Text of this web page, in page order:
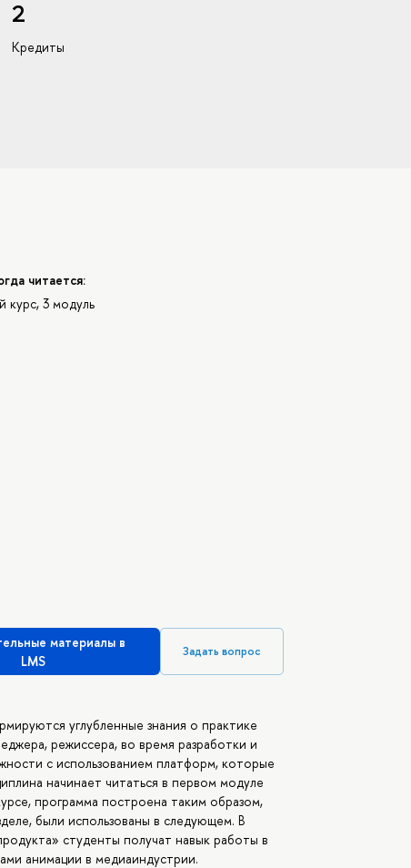
2
Кредиты
читается:
курс, 3 модуль
материалы в
LMS
Задать вопрос
углубленные знания о практике
режиссера, во время разработки и
с использованием платформ, которые
начинает читаться в первом модуле
программа построена таким образом,
были использованы в следующем. В
студенты получат навык работы в
анимации в медиаиндустрии.